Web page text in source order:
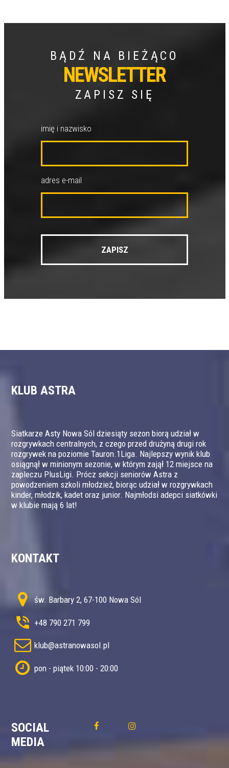
BĄDŹ NA BIEŻĄCO
NEWSLETTER
ZAPISZ SIĘ
imię i nazwisko
adres e-mail
KLUB ASTRA
Siatkarze Asty Nowa Sól dziesiąty sezon biorą udział w
rozgrywkach centralnych, z czego przed drużyną drugi rok
rozgrywek na poziomie Tauron.1Liga. Najlepszy wynik klub
osiągnął w minionym sezonie, w którym zajął 12 miejsce na
zapleczu PlusLigi. Prócz sekcji seniorów Astra z
powodzeniem szkoli młodzież, biorąc udział w rozgrywkach
kinder, młodzik, kadet oraz junior. Najmłodsi adepci siatkówki
w klubie mają 6 lat!
KONTAKT
św. Barbary 2, 67-100 Nowa Sól
+48 790 271 799
klub@astranowasol.pl
pon - piątek 10:00 - 20:00
SOCIAL
MEDIA